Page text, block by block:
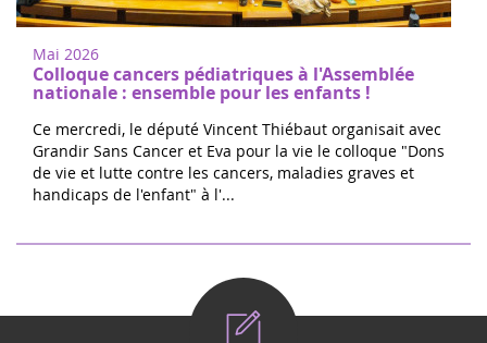
Mai 2026
Colloque cancers pédiatriques à l'Assemblée
nationale : ensemble pour les enfants !
Ce mercredi, le député Vincent Thiébaut organisait avec
Grandir Sans Cancer et Eva pour la vie le colloque "Dons
de vie et lutte contre les cancers, maladies graves et
handicaps de l'enfant" à l'...